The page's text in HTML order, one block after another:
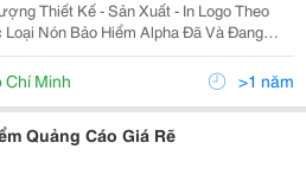
In Logo Theo
Chí Minh >1 năm
Quảng Cáo Giá Rẽ